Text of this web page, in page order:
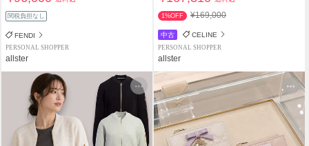
関税負担なし
FENDI
PERSONAL SHOPPER
allster
1%OFF ¥169,000
中古 CELINE
PERSONAL SHOPPER
allster